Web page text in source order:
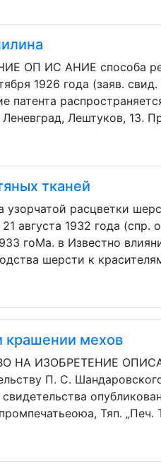
ОП ИС АНИЕ способа
1926 года (заяв.
патента
Лештуков, 13.
тканей
расцветки
августа 1932 года (спр.
гоМа. в Известно
шерсти к
крашении мехов
НА ИЗОБРЕТЕНИЕ
П. С.
Тяп. „Печ.